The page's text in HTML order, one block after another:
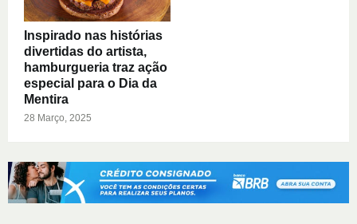
Inspirado nas histórias
divertidas do artista,
hamburgueria traz ação
especial para o Dia da
Mentira
28 Março, 2025